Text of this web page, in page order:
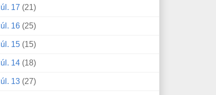
17 (21)
16 (25)
15 (15)
14 (18)
13 (27)